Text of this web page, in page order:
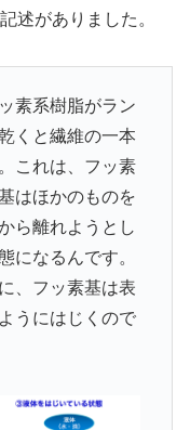
述がありました。
素系樹脂がラン
くと繊維の一本
これは、フッ素
はほかのものを
ら離れようとし
になるんです。
、フッ素基は表
うにはじくので